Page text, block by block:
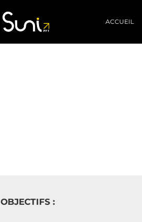
ACCUEIL
OBJECTIFS :